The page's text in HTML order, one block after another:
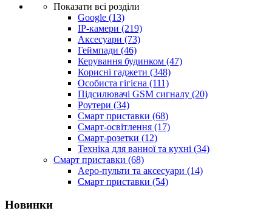
Показати всі розділи
Google (13)
IP-камери (219)
Аксесуари (73)
Геймпади (46)
Керування будинком (47)
Корисні гаджети (348)
Особиста гігієна (111)
Підсилювачі GSM сигналу (20)
Роутери (34)
Смарт приставки (68)
Смарт-освітлення (17)
Смарт-розетки (12)
Техніка для ванної та кухні (34)
Смарт приставки (68)
Аеро-пульти та аксесуари (14)
Смарт приставки (54)
Новинки